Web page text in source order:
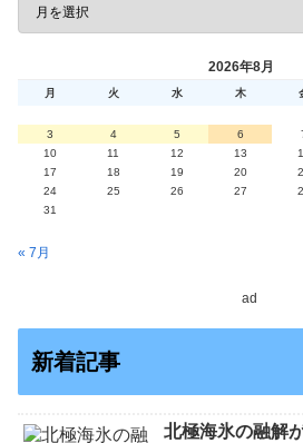
2026年8月
月 火 水 木
3
4 5 6
10
11 12 13
17
18 19 20
24
25 26 27
31
« 7月
ad
新着記事
北極海氷の融解